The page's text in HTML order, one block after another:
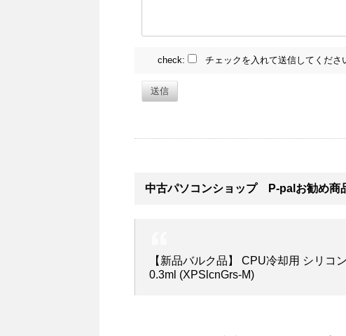
check: チェックを入れて送信してくださ
送信
中古パソコンショップ P-palお勧め商
【新品バルク品】 CPU冷却用 シリコ
0.3ml (XPSlcnGrs-M)